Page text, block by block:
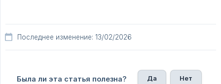
Последнее изменение: 13/02/2026
Была ли эта статья полезна? Да Нет